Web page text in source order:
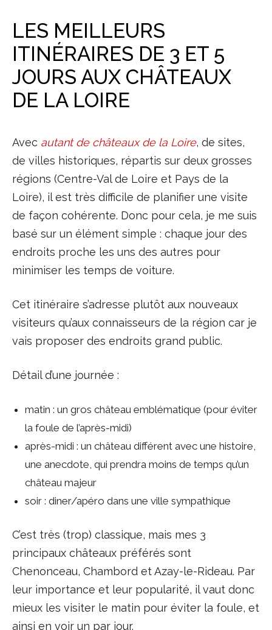
LES MEILLEURS
ITINÉRAIRES DE 3 ET 5
JOURS AUX CHÂTEAUX
DE LA LOIRE
Avec autant de châteaux de la Loire, de sites,
de villes historiques, répartis sur deux grosses
régions (Centre-Val de Loire et Pays de la
Loire), il est très difficile de planifier une visite
de façon cohérente. Donc pour cela, je me suis
basé sur un élément simple : chaque jour des
endroits proche les uns des autres pour
minimiser les temps de voiture.
Cet itinéraire s’adresse plutôt aux nouveaux
visiteurs qu’aux connaisseurs de la région car je
vais proposer des endroits grand public.
Détail d’une journée :
matin : un gros château emblématique (pour éviter
la foule de l’après-midi)
après-midi : un château différent avec une histoire,
une anecdote, qui prendra moins de temps qu’un
château majeur
soir : diner/apéro dans une ville sympathique
C’est très (trop) classique, mais mes 3
principaux châteaux préférés sont
Chenonceau, Chambord et Azay-le-Rideau. Par
leur importance et leur popularité, il vaut donc
mieux les visiter le matin pour éviter la foule, et
ainsi en voir un par jour.